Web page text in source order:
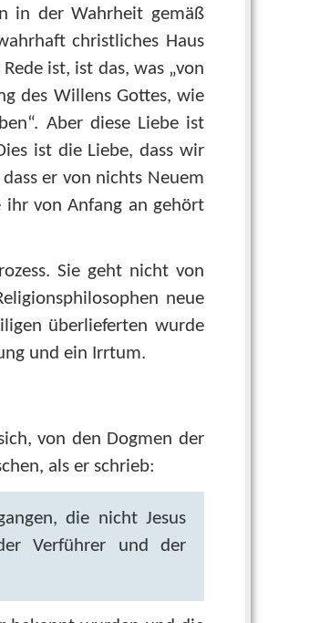
in der Wahrheit gemäß
christliches Haus
ist, ist das, was „von
des Willens Gottes, wie
Aber diese Liebe ist
ist die Liebe, dass wir
er von nichts Neuem
ihr von Anfang an gehört
Sie geht nicht von
neue
überlieferten wurde
und ein Irrtum.
von den Dogmen der
als er schrieb:
die nicht Jesus
Verführer und der